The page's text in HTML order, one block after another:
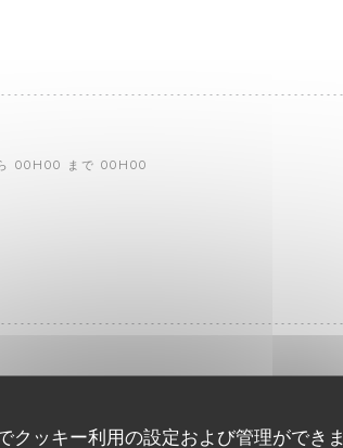
クッキー利用の設定および管理ができま
00H00 まで 00H00
す))